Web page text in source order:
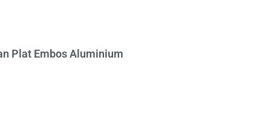
Plat Embos Aluminium